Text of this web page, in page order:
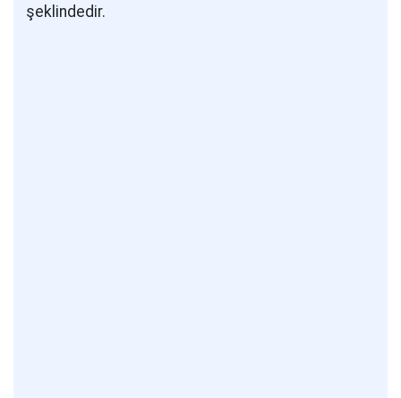
şeklindedir.